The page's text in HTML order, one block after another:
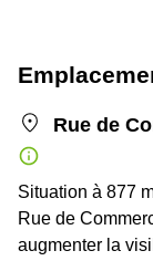
Rue de
Situation à 877
Rue de
augmenter la